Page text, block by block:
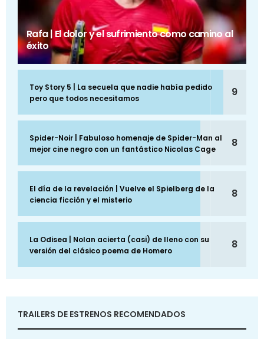
Rafa | El dolor y el sufrimiento como camino al
éxito
Toy Story 5 | La secuela que nadie había pedido
pero que todos necesitamos
9
Spider-Noir | Fabuloso homenaje de Spider-Man al
mejor cine negro con un fantástico Nicolas Cage
8
El día de la revelación | Vuelve el Spielberg de la
ciencia ficción y el misterio
8
La Odisea | Nolan acierta (casi) de lleno con su
versión del clásico poema de Homero
8
TRAILERS DE ESTRENOS RECOMENDADOS